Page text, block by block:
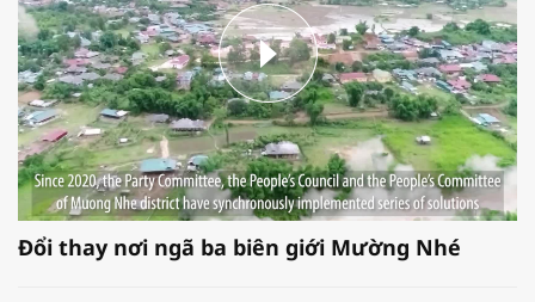
Đổi thay nơi ngã ba biên giới Mường Nhé